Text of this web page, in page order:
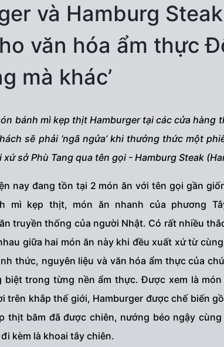
và Hamburg
văn hóa ẩm thực
mà khác’
bánh mì kẹp thịt Hamburger tại các cửa hàng
sẽ phải ‘ngã ngửa’ khi thưởng thức một
xứ sở Phù Tang qua tên gọi - Hamburg Steak
nay đang tồn tại 2 món ăn với tên gọi gần
mì kẹp thịt, món ăn nhanh của phương
truyền thống của người Nhật. Có rất nhiều
giữa hai món ăn này khi đều xuất xứ từ
thức, nguyên liệu và văn hóa ẩm thực của
biệt trong từng nền ẩm thực. Được xem là
trên khắp thế giới, Hamburger được chế biến
thịt băm đã được chiên, nướng béo ngậy
kèm là khoai tây chiên.